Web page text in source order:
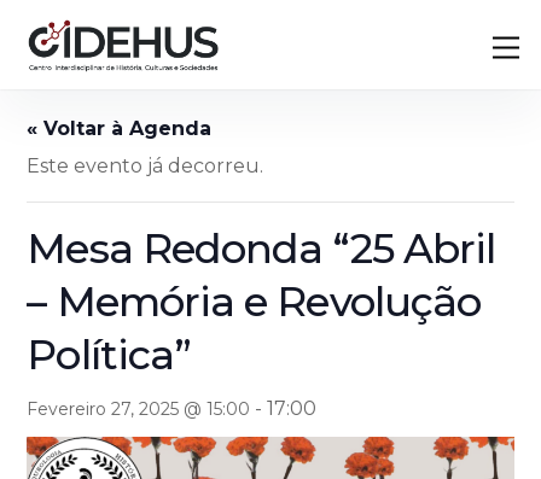
content
Este evento já decorreu.
Mesa Redonda “25 Abril
– Memória e Revolução
Política”
Fevereiro 27, 2025 @ 15:00 -17:00